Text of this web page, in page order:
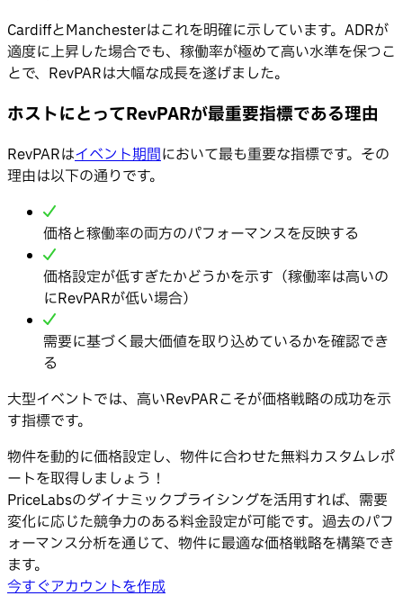
CardiffとManchesterはこれを明確に示しています。ADRが
適度に上昇した場合でも、稼働率が極めて高い水準を保つこ
とで、RevPARは大幅な成長を遂げました。
ホストにとってRevPARが最重要指標である理由
RevPARはイベント期間において最も重要な指標です。その
理由は以下の通りです。
価格と稼働率の両方のパフォーマンスを反映する
価格設定が低すぎたかどうかを示す（稼働率は高いの
にRevPARが低い場合）
需要に基づく最大価値を取り込めているかを確認でき
る
大型イベントでは、高いRevPARこそが価格戦略の成功を示
す指標です。
物件を動的に価格設定し、物件に合わせた無料カスタムレポ
ートを取得しましょう！
PriceLabsのダイナミックプライシングを活用すれば、需要
変化に応じた競争力のある料金設定が可能です。過去のパフ
ォーマンス分析を通じて、物件に最適な価格戦略を構築でき
ます。
今すぐアカウントを作成